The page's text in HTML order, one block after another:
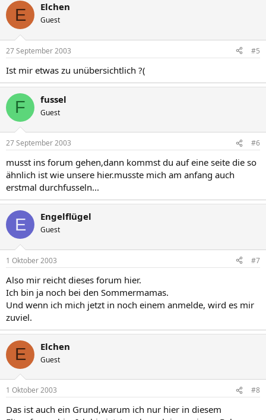
E Elchen
Guest
27 September 2003 #5
Ist mir etwas zu unübersichtlich ?(
F fussel
Guest
27 September 2003 #6
musst ins forum gehen,dann kommst du auf eine seite die so
ähnlich ist wie unsere hier.musste mich am anfang auch
erstmal durchfusseln...
E Engelflügel
Guest
1 Oktober 2003 #7
Also mir reicht dieses forum hier.
Ich bin ja noch bei den Sommermamas.
Und wenn ich mich jetzt in noch einem anmelde, wird es mir
zuviel.
E Elchen
Guest
1 Oktober 2003 #8
Das ist auch ein Grund,warum ich nur hier in diesem